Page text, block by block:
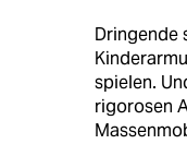
Dringende
spielen.
rigorosen